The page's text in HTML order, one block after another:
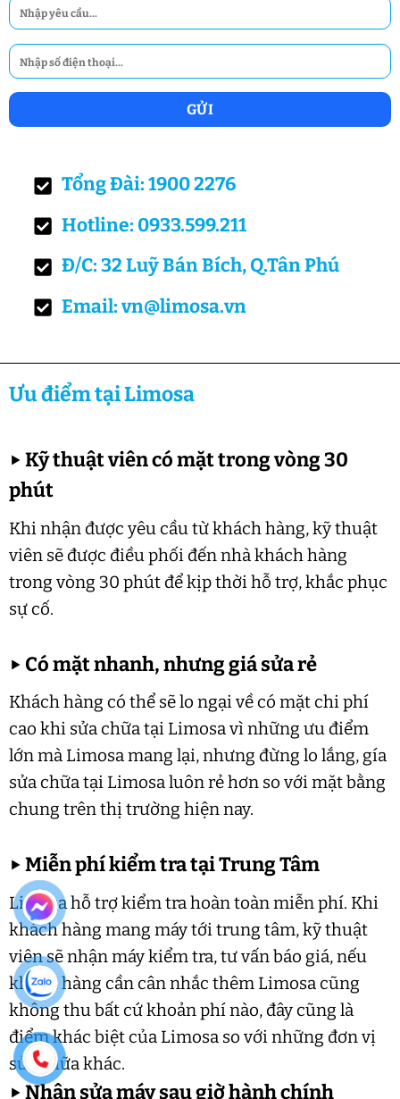
Tổng Đài: 1900 2276
Hotline: 0933.599.211
Đ/C: 32 Luỹ Bán Bích, Q.Tân Phú
Email: vn@limosa.vn
Ưu điểm tại Limosa
▶Kỹ thuật viên có mặt trong vòng 30
phút
Khi nhận được yêu cầu từ khách hàng, kỹ thuật
viên sẽ được điều phối đến nhà khách hàng
trong vòng 30 phút để kịp thời hỗ trợ, khắc phục
sự cố.
▶ Có mặt nhanh, nhưng giá sửa rẻ
Khách hàng có thể sẽ lo ngại về có mặt chi phí
cao khi sửa chữa tại Limosa vì những ưu điểm
lớn mà Limosa mang lại, nhưng đừng lo lắng, gía
sửa chữa tại Limosa luôn rẻ hơn so với mặt bằng
chung trên thị trường hiện nay.
▶Miễn phí kiểm tra tại Trung Tâm
Limosa hỗ trợ kiểm tra hoàn toàn miễn phí. Khi
khách hàng mang máy tới trung tâm, kỹ thuật
viên sẽ nhận máy kiểm tra, tư vấn báo giá, nếu
khách hàng cần cân nhắc thêm Limosa cũng
không thu bất cứ khoản phí nào, đây cũng là
điểm khác biệt của Limosa so với những đơn vị
sửa chữa khác.
▶Nhận sửa máy sau giờ hành chính